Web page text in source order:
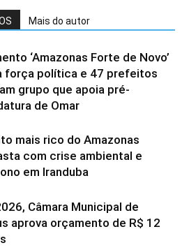
Mais do autor
‘Amazonas Forte de Novo’
força política e 47 prefeitos
grupo que apoia pré-
de Omar
mais rico do Amazonas
com crise ambiental e
em Iranduba
Câmara Municipal de
aprova orçamento de R$ 12